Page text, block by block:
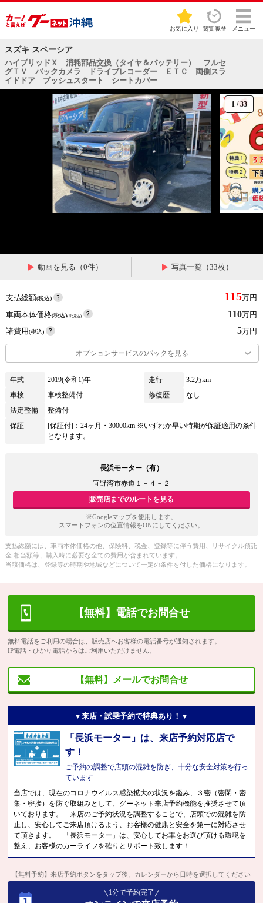
お気に入り 閲覧履歴 メニュー
スズキ スペーシア
ハイブリッドＸ 消耗部品交換（タイヤ＆バッテリー） フルセ
グＴＶ バックカメラ ドライブレコーダー ＥＴＣ 両側スラ
イドドア プッシュスタート シートカバー
1 /33
動画を見る（0件） 写真一覧（33枚）
支払総額(税込) 115万円
車両本体価格(税込)(リ済込) 110万円
諸費用(税込) 5万円
オプションサービスのパックを見る
年式 2019(令和1)年 走行
3.2万km
車検
車検整備付 修復歴
なし
法定整備
整備付
保証
[保証付]：24ヶ月・30000km ※いずれか早い時期が保証適用の条件
となります。
長浜モーター（有）
宜野湾市赤道１－４－２
販売店までのルートを見る
※Googleマップを使用します。
スマートフォンの位置情報をONにしてください。
支払総額には、車両本体価格の他、保険料、税金、登録等に伴う費用、リサイクル預託
金 相当額等、購入時に必要な全ての費用が含まれています。
当該価格は、登録等の時期や地域などについて一定の条件を付した価格になります。
【無料】電話でお問合せ
無料電話をご利用の場合は、販売店へお客様の電話番号が通知されます。
IP電話・ひかり電話からはご利用いただけません。
【無料】メールでお問合せ
▼来店・試乗予約で特典あり！▼
「長浜モーター」は、来店予約対応店で
す！
ご予約の調整で店頭の混雑を防ぎ、十分な安全対策を行っ
ています
当店では、現在のコロナウイルス感染拡大の状況を鑑み、３密（密閉・密
集・密接）を防ぐ取組みとして、グーネット来店予約機能を推奨させて頂
いております。 来店のご予約状況を調整することで、店頭での混雑を防
止し、安心してご来店頂けるよう、お客様の健康と安全を第一に対応させ
て頂きます。 「長浜モーター」は、安心してお車をお選び頂ける環境を
整え、お客様のカーライフを確りとサポート致します！
【無料予約】来店予約ボタンをタップ後、カレンダーから日時を選択してください
1分で予約完了